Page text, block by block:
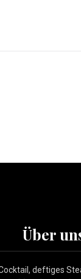
Über
deftiges